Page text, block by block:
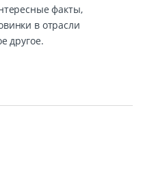
факты,
в отрасли
другое.